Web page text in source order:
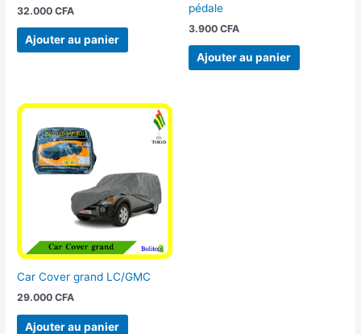
32.000CFA
Ajouter au panier
pédale
3.900 CFA
Ajouter au panier
Car Cover grand LC/GMC
29.000CFA
Ajouter au panier